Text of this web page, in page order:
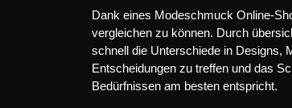
Dank eines Modeschmuck Online-
vergleichen zu können. Durch
schnell die Unterschiede in Designs,
Entscheidungen zu treffen und das
Bedürfnissen am besten entspricht.